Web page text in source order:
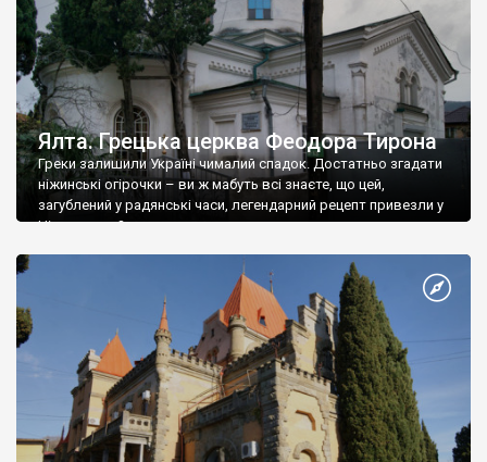
Ялта. Грецька церква Феодора Тирона
Греки залишили Україні чималий спадок. Достатньо згадати
ніжинські огірочки – ви ж мабуть всі знаєте, що цей,
загублений у радянські часи, легендарний рецепт привезли у
Ніжин греки?